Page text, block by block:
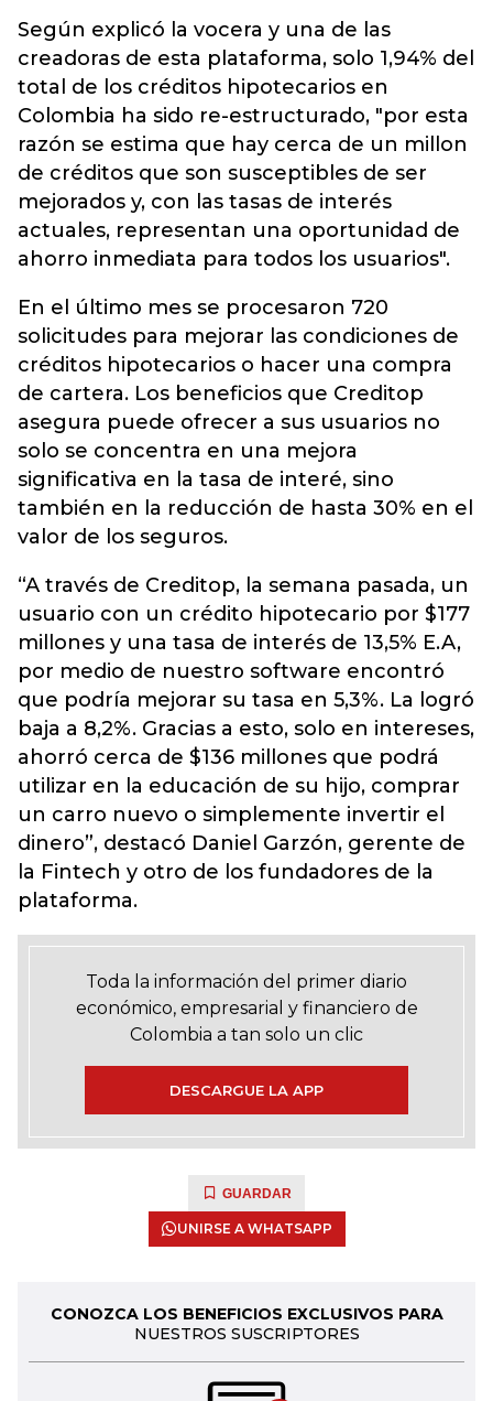
Según explicó la vocera y una de las
creadoras de esta plataforma, solo 1,94% del
total de los créditos hipotecarios en
Colombia ha sido re-estructurado, "por esta
razón se estima que hay cerca de un millon
de créditos que son susceptibles de ser
mejorados y, con las tasas de interés
actuales, representan una oportunidad de
ahorro inmediata para todos los usuarios".
En el último mes se procesaron 720
solicitudes para mejorar las condiciones de
créditos hipotecarios o hacer una compra
de cartera. Los beneficios que Creditop
asegura puede ofrecer a sus usuarios no
solo se concentra en una mejora
significativa en la tasa de interé, sino
también en la reducción de hasta 30% en el
valor de los seguros.
“A través de Creditop, la semana pasada, un
usuario con un crédito hipotecario por $177
millones y una tasa de interés de 13,5% E.A,
por medio de nuestro software encontró
que podría mejorar su tasa en 5,3%. La logró
baja a 8,2%. Gracias a esto, solo en intereses,
ahorró cerca de $136 millones que podrá
utilizar en la educación de su hijo, comprar
un carro nuevo o simplemente invertir el
dinero”, destacó Daniel Garzón, gerente de
la Fintech y otro de los fundadores de la
plataforma.
Toda la información del primer diario
económico, empresarial y financiero de
Colombia a tan solo un clic
DESCARGUE LA APP
GUARDAR
UNIRSE A WHATSAPP
CONOZCA LOS BENEFICIOS EXCLUSIVOS PARA
NUESTROS SUSCRIPTORES